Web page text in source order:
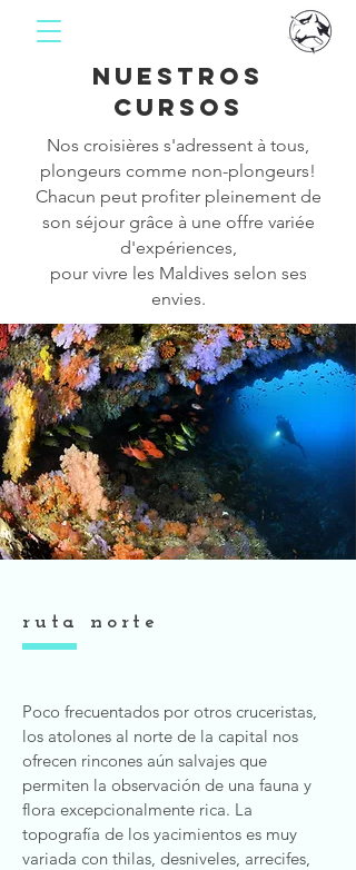
nuestros
cursos
Nos croisières s'adressent à tous,
plongeurs comme non-plongeurs!
Chacun peut profiter pleinement de
son séjour grâce à une offre variée
d'expériences,
pour vivre les Maldives selon ses
envies.
ruta norte
Poco frecuentados por otros cruceristas,
los atolones al norte de la capital nos
ofrecen rincones aún salvajes que
permiten la observación de una fauna y
flora excepcionalmente rica. La
topografía de los yacimientos es muy
variada con thilas, desniveles, arrecifes,